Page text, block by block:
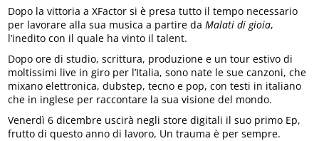
Dopo la vittoria a XFactor si è presa tutto il tempo necessario
per lavorare alla sua musica a partire daMalati di gioia,
l’inedito con il quale ha vinto il talent.
Dopo ore di studio, scrittura, produzione e un tour estivo di
moltissimi live in giro per l’Italia, sono nate le sue canzoni, che
mixano elettronica, dubstep, tecno e pop, con testi in italiano
che in inglese per raccontare la sua visione del mondo.
Venerdì 6 dicembre uscirà negli store digitali il suo primo Ep,
frutto di questo anno di lavoro, Un trauma è per sempre.